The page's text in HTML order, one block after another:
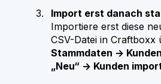
Import erst danach
Importiere erst diese
CSV-Datei in Craftboxx
Stammdaten →
„Neu“ → Kunden